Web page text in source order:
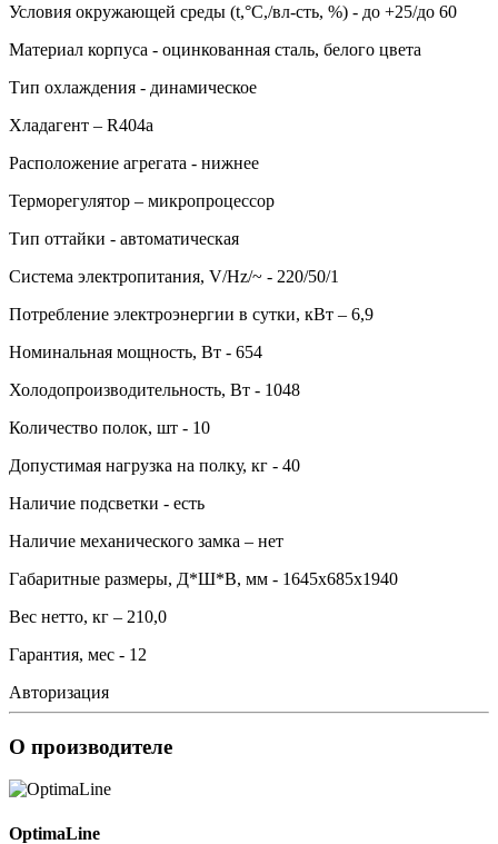
Условия окружающей среды (t,°C,/вл-сть, %) - до +25/до 60
Материал корпуса - оцинкованная сталь, белого цвета
Тип охлаждения - динамическое
Хладагент – R404a
Расположение агрегата - нижнее
Терморегулятор – микропроцессор
Тип оттайки - автоматическая
Система электропитания, V/Hz/~ - 220/50/1
Потребление электроэнергии в сутки, кВт – 6,9
Номинальная мощность, Вт - 654
Холодопроизводительность, Вт - 1048
Количество полок, шт - 10
Допустимая нагрузка на полку, кг - 40
Наличие подсветки - есть
Наличие механического замка – нет
Габаритные размеры, Д*Ш*В, мм - 1645х685х1940
Вес нетто, кг – 210,0
Гарантия, мес - 12
Авторизация
О производителе
OptimaLine